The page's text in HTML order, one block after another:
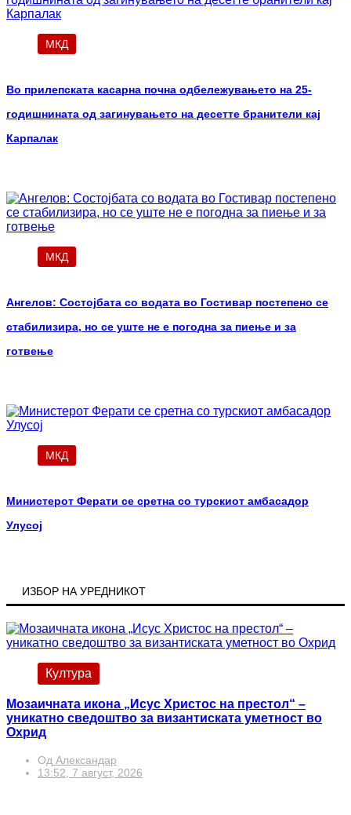
МКД
Во прилепската касарна почна одбележувањето на 25-
годишнината од загинувањето на десетте бранители кај
Карпалак
МКД
Ангелов: Состојбата со водата во Гостивар постепено се
стабилизира, но се уште не е погодна за пиење и за
готвење
МКД
Министерот Ферати се сретна со турскиот амбасадор
Улусој
ИЗБОР НА УРЕДНИКОТ
Култура
Мозаичната икона „Исус Христос на престол“ –
уникатно сведоштво за византиската уметност во
Охрид
Од Александар
13:52, 7 август, 2026